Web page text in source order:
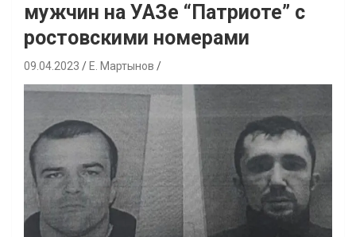
мужчин на УАЗе “Патриоте” с
ростовскими номерами
09.04.2023 Е. Мартынов